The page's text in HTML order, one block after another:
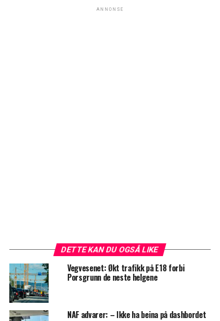
ANNONSE
DETTE KAN DU OGSÅ LIKE
Vegvesenet: Økt trafikk på E18 forbi
Porsgrunn de neste helgene
NAF advarer: – Ikke ha beina på dashbordet